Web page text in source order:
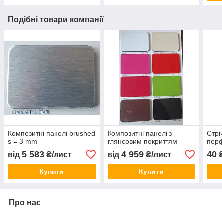
Подібні товари компанії
Композитні панелі brushed
s = 3 mm
від 5 583 ₴/лист
Купити
Композитні панелі з
глянсовим покриттям
від 4 959₴/лист
Купити
40
Про нас